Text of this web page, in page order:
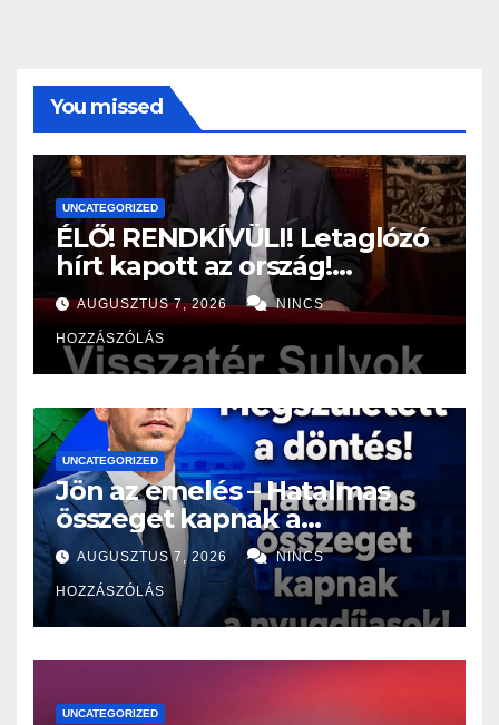
You missed
UNCATEGORIZED
ÉLŐ! RENDKÍVÜLI! Letaglózó
hírt kapott az ország!
Visszatérhet Sulyok Tamás!?
– ERRE senki nem volt
felkészülve:
AUGUSZTUS 7, 2026 NINCS
HOZZÁSZÓLÁS
UNCATEGORIZED
Jön az emelés – Hatalmas
összeget kapnak a
nyugdíjasok!
AUGUSZTUS 7, 2026 NINCS
HOZZÁSZÓLÁS
UNCATEGORIZED